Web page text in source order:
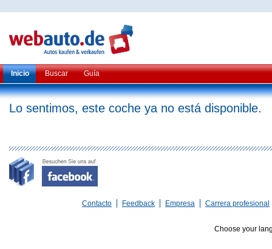
Inicio Buscar Guía
Lo sentimos, este coche ya no está disponible.
Contacto Feedback Empresa Carrera profesional
Choose your